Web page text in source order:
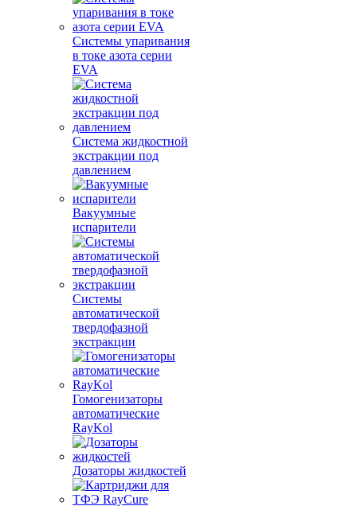
Системы упаривания
в токе азота серии
EVA
Система жидкостной
экстракции под
давлением
Вакуумные
испарители
Системы
автоматической
твердофазной
экстракции
Гомогенизаторы
автоматические
RayKol
Дозаторы жидкостей